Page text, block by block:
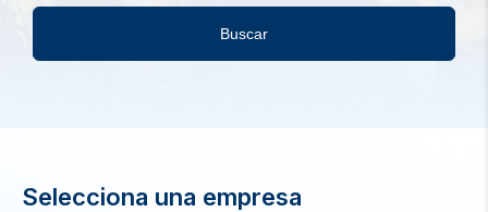
Buscar
Selecciona una empresa